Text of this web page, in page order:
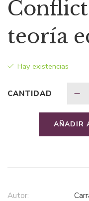
era:
teoría
Hay existencias
CANTIDAD
AÑADIR
Autor: